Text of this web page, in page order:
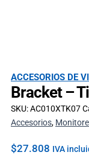
ACCESORIOS DE
Bracket –
SKU:AC010XTK07
Accesorios,
$27.808 IVA